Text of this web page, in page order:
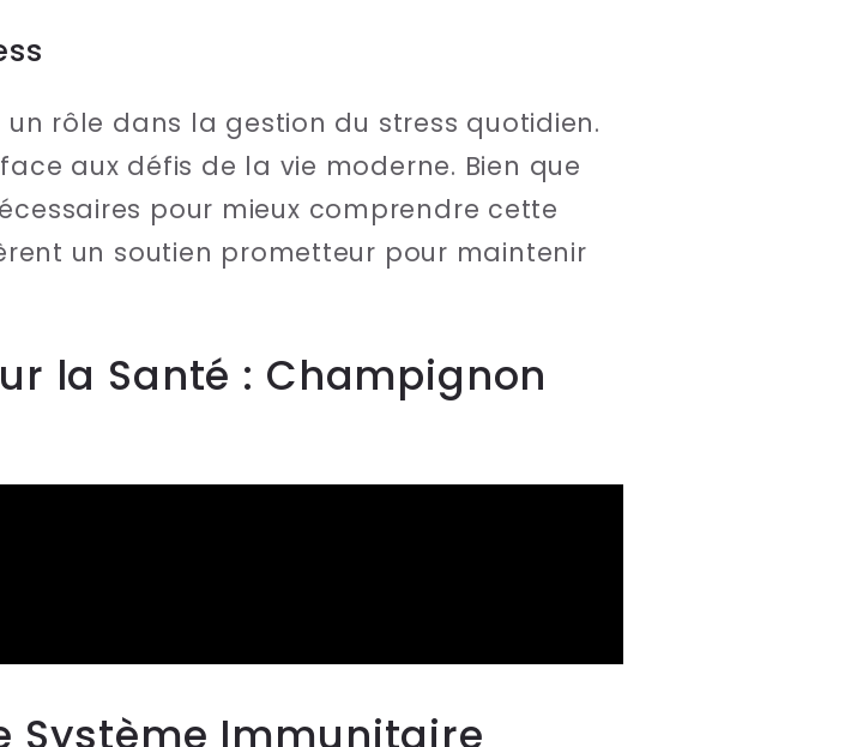
rôle dans la gestion du stress quotidien.
aux défis de la vie moderne. Bien que
pour mieux comprendre cette
un soutien prometteur pour maintenir
la Santé : Champignon